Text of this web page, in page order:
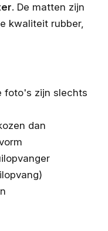
. De matten zijn
kwaliteit rubber,
foto's zijn slechts
dan